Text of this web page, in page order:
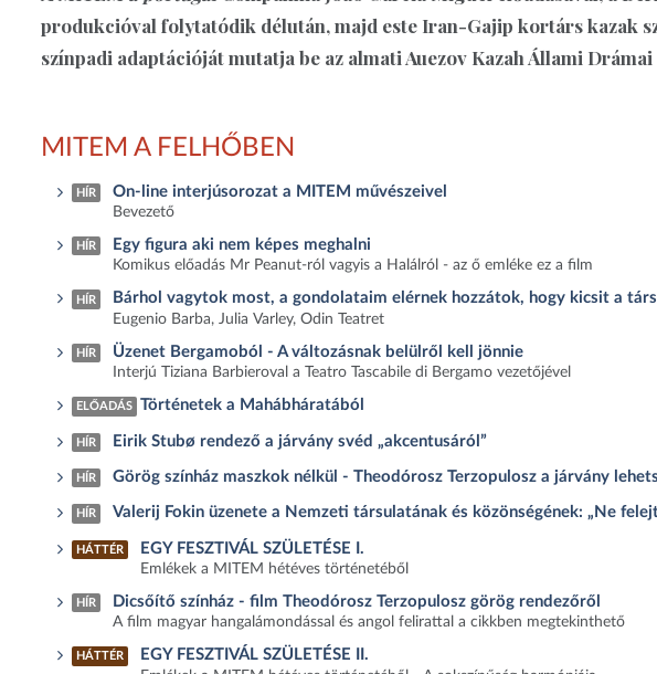
produkcióval folytatódik délután, majd este Iran-Gajip kortárs kazak
színpadi adaptációját mutatja be az almati Auezov Kazah Állami Drámai
MITEM A FELHŐBEN
HÍR On-line interjúsorozat a MITEM művészeivel
Bevezető
HÍR Egy figura aki nem képes meghalni
Komikus előadás Mr Peanut-ról vagyis a Halálról - az ő emléke ez a film
HÍR Bárhol vagytok most, a gondolataim elérnek hozzátok, hogy kicsit a
Eugenio Barba, Julia Varley, Odin Teatret
HÍR Üzenet Bergamoból - A változásnak belülről kell jönnie
Interjú Tiziana Barbieroval a Teatro Tascabile di Bergamo vezetőjével
ELŐADÁS Történetek a Mahábháratából
HÍR Eirik Stubø rendező a járvány svéd „akcentusáról”
HÍR Görög színház maszkok nélkül - Theodórosz Terzopulosz a járvány
HÍR Valerij Fokin üzenete a Nemzeti társulatának és közönségének: „Ne
HÁTTÉR EGY FESZTIVÁL SZÜLETÉSE I.
Emlékek a MITEM hétéves történetéből
HÍR Dicsőítő színház - film Theodórosz Terzopulosz görög rendezőről
A film magyar hangalámondással és angol felirattal a cikkben megtekinthető
HÁTTÉR EGY FESZTIVÁL SZÜLETÉSE II.